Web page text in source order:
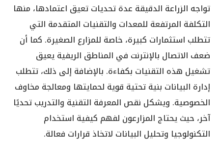
تواجه الزراعة الدقيقة عدة تحديات تعيق اعتمادها، منها
التكلفة المرتفعة للمعدات والتقنيات المتقدمة التي
تتطلب استثمارات كبيرة، خاصة للمزارع الصغيرة. كما أن
ضعف الاتصال بالإنترنت في المناطق الريفية يعيق
تشغيل هذه التقنيات بكفاءة. بالإضافة إلى ذلك، تتطلب
إدارة البيانات بنية تحتية قوية لحمايتها ومعالجة مخاوف
الخصوصية. ويشكل نقص المعرفة التقنية والتدريب تحديًا
آخر، حيث يحتاج المزارعون لفهم كيفية استخدام
التكنولوجيا وتحليل البيانات لاتخاذ قرارات فعالة.